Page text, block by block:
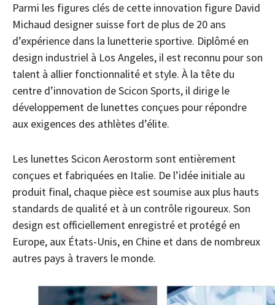
Parmi les figures clés de cette innovation figure David
Michaud designer suisse fort de plus de 20 ans
d’expérience dans la lunetterie sportive. Diplômé en
design industriel à Los Angeles, il est reconnu pour son
talent à allier fonctionnalité et style. À la tête du
centre d’innovation de Scicon Sports, il dirige le
développement de lunettes conçues pour répondre
aux exigences des athlètes d’élite.
Les lunettes Scicon Aerostorm sont entièrement
conçues et fabriquées en Italie. De l’idée initiale au
produit final, chaque pièce est soumise aux plus hauts
standards de qualité et à un contrôle rigoureux. Son
design est officiellement enregistré et protégé en
Europe, aux États-Unis, en Chine et dans de nombreux
autres pays à travers le monde.